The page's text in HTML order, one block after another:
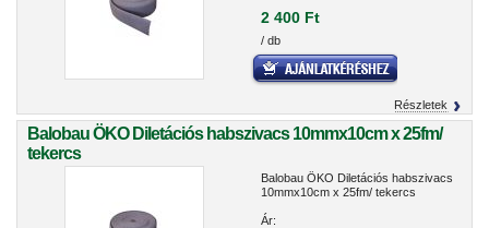
2 400 Ft
/ db
Részletek
Balobau ÖKO Diletációs habszivacs 10mmx10cm x 25fm/
tekercs
Balobau ÖKO Diletációs habszivacs
10mmx10cm x 25fm/ tekercs
Ár: